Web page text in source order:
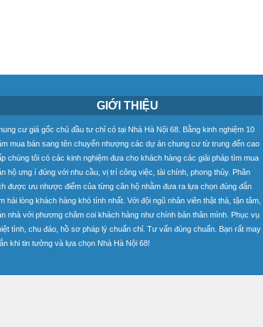
GIỚI THIỆU
cư giá gốc chủ đầu tư chỉ có tại Nhà Hà Nội 68. Bằng kinh nghiệm 10
mua bán sang tên chuyển nhượng các dự án chung cư từ trung đến cao
chúng tôi có các kinh nghiệm đưa cho khách hàng các giải pháp tìm mua
hộ ưng í đúng với nhu cầu, vị trí công việc, tài chính, phong thủy. Phân
được ưu nhược điểm của từng căn hộ nhằm đưa ra lựa chọn đúng đắn
hài lòng khách hàng khó tính nhất. Với đội ngũ nhân viên thật thà, tận tâm,
nhà với phương châm coi khách hàng như chính bản thân mình. Phục vụ
tình, chu đáo, hồ sơ pháp lý chuẩn chỉ. Tư vấn đúng chuẩn. Bạn rất may
khi tin tưởng và lựa chọn Nhà Hà Nội 68!